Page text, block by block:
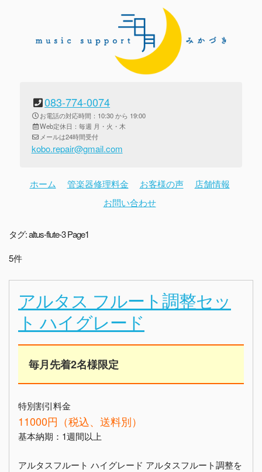
083-774-0074
お電話の対応時間：10:30 から 19:00
Web定休日：毎週 月・火・木
メールは24時間受付
kobo.repair@gmail.com
ホーム 管楽器修理料金 お客様の声
店舗情報
お問い合わせ
タグ:altus-flute-3Page1
5件
アルタス フルート調整セッ
ト ハイグレード
毎月先着2名様限定
特別割引料金
11000円（税込、送料別）
基本納期：1週間以上
アルタスフルート ハイグレード アルタスフルート調整を